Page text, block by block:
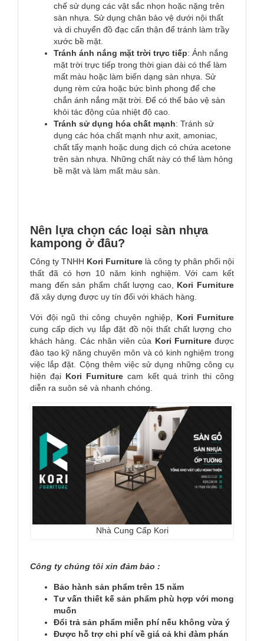
chế sử dụng các vật sắc nhọn hoặc nặng trên
sàn nhựa. Sử dụng chân bảo vệ dưới nội thất
và di chuyển đồ đạc cẩn thận để tránh làm trầy
xước bề mặt.
Tránh ánh nắng mặt trời trực tiếp: Ánh nắng
mặt trời trực tiếp trong thời gian dài có thể làm
mất màu hoặc làm biến dạng sàn nhựa. Sử
dụng rèm cửa hoặc bức bình phong để che
chắn ánh nắng mặt trời. Để có thể bảo vệ sàn
khỏi tác động của nhiệt độ cao.
Tránh sử dụng hóa chất mạnh: Tránh sử
dụng các hóa chất mạnh như axit, amoniac,
chất tẩy mạnh hoặc dung dịch có chứa acetone
trên sàn nhựa. Những chất này có thể làm hỏng
bề mặt và làm mất màu sàn.
Nên lựa chọn các loại sàn nhựa
kampong ở đâu?
Công ty TNHH Kori Furniture là công ty phân phối nội
thất đã có hơn 10 năm kinh nghiệm. Với cam kết
mang đến sản phẩm chất lượng cao, Kori Furniture
đã xây dựng được uy tín đối với khách hàng.
Với đội ngũ thi công chuyên nghiệp, Kori Furniture
cung cấp dịch vụ lắp đặt đồ nội thất chất lượng cho
khách hàng. Các nhân viên của Kori Furnituređược
đào tạo kỹ năng chuyên môn và có kinh nghiệm trong
việc lắp đặt. Cộng thêm việc sử dụng những công cụ
hiện đại Kori Furniturecam kết quá trình thi công
diễn ra suôn sẻ và nhanh chóng.
Nhà Cung Cấp Kori
Công ty chúng tôi xin đảm bảo :
Bảo hành sản phẩm trên 15 năm
Tư vấn thiết kế sản phẩm phù hợp với mong
muốn
Đổi trả sản phẩm miễn phí nếu không vừa ý
Được hỗ trợ chi phí về giá cả khi đàm phán